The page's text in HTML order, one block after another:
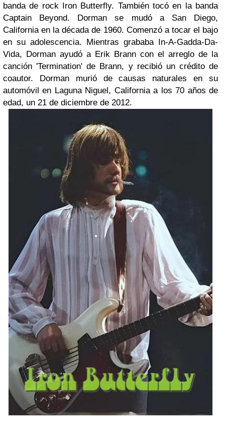
banda de rock Iron Butterfly. También tocó en la banda
Captain Beyond. Dorman se mudó a San Diego,
California en la década de 1960. Comenzó a tocar el bajo
en su adolescencia. Mientras grababa In-A-Gadda-Da-
Vida, Dorman ayudó a Erik Brann con el arreglo de la
canción 'Termination' de Brann, y recibió un crédito de
coautor. Dorman murió de causas naturales en su
automóvil en Laguna Niguel, California a los 70 años de
edad, un 21 de diciembre de 2012.